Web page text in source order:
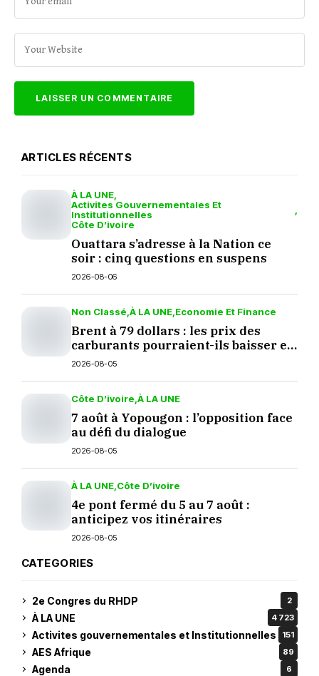
ARTICLES RÉCENTS
À LA UNE
Activites Gouvernementales Et
Institutionnelles
Côte D’ivoire
Ouattara s’adresse à la Nation ce
soir : cinq questions en suspens
2026-08-06
Non Classé À LA UNE Economie Et Finance
Brent à 79 dollars : les prix des
carburants pourraient-ils baisser en
septembre ?
2026-08-05
Côte D’ivoire À LA UNE
7 août à Yopougon : l’opposition face
au défi du dialogue
2026-08-05
À LA UNE Côte D’ivoire
4e pont fermé du 5 au 7 août :
anticipez vos itinéraires
2026-08-05
CATEGORIES
2e Congres du RHDP 2
À LA UNE 4 723
Activites gouvernementales et Institutionnelles 151
AES Afrique 89
Agenda 6